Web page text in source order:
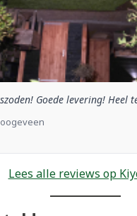
Goede levering! Heel
Lees alle reviews op